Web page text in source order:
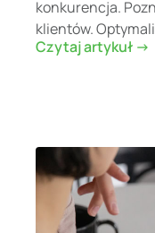
konkurencja.
klientów.
Czytaj artykuł ->